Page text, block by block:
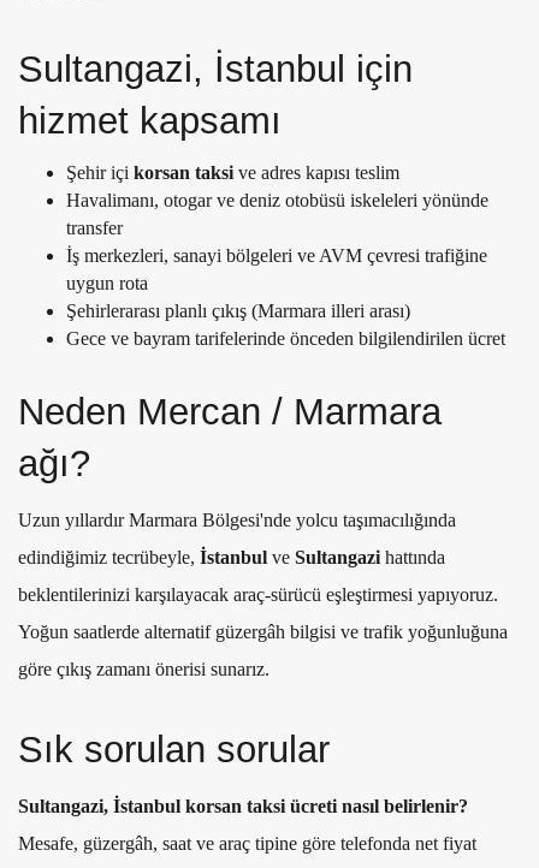
Sultangazi, İstanbul için
hizmet kapsamı
Şehir içi korsan taksi ve adres kapısı teslim
Havalimanı, otogar ve deniz otobüsü iskeleleri yönünde
transfer
İş merkezleri, sanayi bölgeleri ve AVM çevresi trafiğine
uygun rota
Şehirlerarası planlı çıkış (Marmara illeri arası)
Gece ve bayram tarifelerinde önceden bilgilendirilen ücret
Neden Mercan / Marmara
ağı?
Uzun yıllardır Marmara Bölgesi'nde yolcu taşımacılığında
edindiğimiz tecrübeyle, İstanbul ve Sultangazi hattında
beklentilerinizi karşılayacak araç-sürücü eşleştirmesi yapıyoruz.
Yoğun saatlerde alternatif güzergâh bilgisi ve trafik yoğunluğuna
göre çıkış zamanı önerisi sunarız.
Sık sorulan sorular
Sultangazi, İstanbul korsan taksi ücreti nasıl belirlenir?
Mesafe, güzergâh, saat ve araç tipine göre telefonda net fiyat